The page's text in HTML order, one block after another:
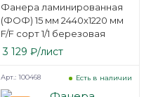
Фанера ламинированная
(ФОФ) 15 мм 2440х1220 мм
F/F сорт 1/1 березовая
3 129 ₽/лист
Есть в наличии
Арт.: 100468